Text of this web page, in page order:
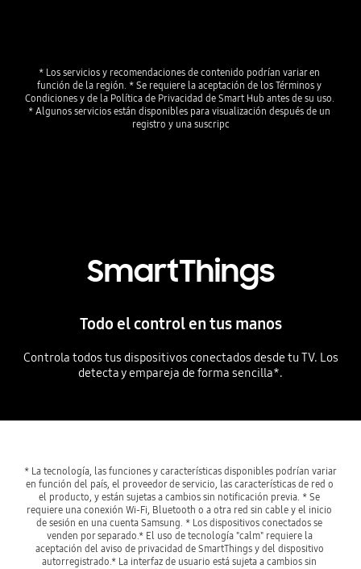
* Los servicios y recomendaciones de contenido podrían variar en
función de la región. * Se requiere la aceptación de los Términos y
Condiciones y de la Política de Privacidad de Smart Hub antes de su uso.
* Algunos servicios están disponibles para visualización después de un
registro y una suscripc
SmartThings
Todo el control en tus manos
Controla todos tus dispositivos conectados desde tu TV. Los
detecta y empareja de forma sencilla*.
* La tecnología, las funciones y características disponibles podrían variar
en función del país, el proveedor de servicio, las características de red o
el producto, y están sujetas a cambios sin notificación previa. * Se
requiere una conexión Wi-Fi, Bluetooth o a otra red sin cable y el inicio
de sesión en una cuenta Samsung. * Los dispositivos conectados se
venden por separado.* El uso de tecnología "calm" requiere la
aceptación del aviso de privacidad de SmartThings y del dispositivo
autorregistrado.* La interfaz de usuario está sujeta a cambios sin